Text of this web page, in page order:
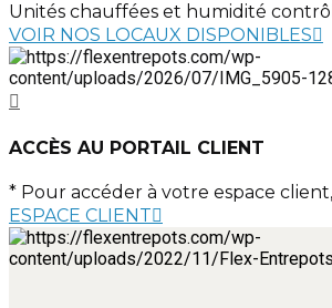
Unités chauffées et humidité
VOIR NOS LOCAUX DISPONIBLES
ACCÈS AU PORTAIL CLIENT
* Pour accéder à votre espace
ESPACE CLIENT